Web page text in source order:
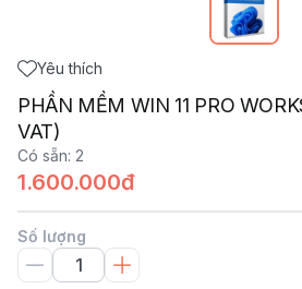
Yêu thích
PHẦN MỀM WIN 11 PRO
VAT)
Có sẵn: 2
1.600.000đ
Số lượng